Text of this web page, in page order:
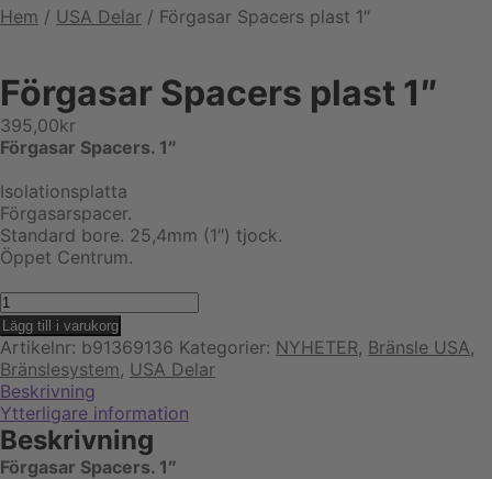
Hem / USA Delar / Förgasar Spacers plast 1″
Förgasar Spacers plast 1″
395,00kr
Förgasar Spacers. 1″
Isolationsplatta
Förgasarspacer.
Standard bore. 25,4mm (1″) tjock.
Öppet Centrum.
Förgasar
Spacers
plast
1"
mängd
Lägg till i varukorg
Artikelnr: b91369136 Kategorier: NYHETER, Bränsle USA,
Bränslesystem, USA Delar
Beskrivning
Ytterligare information
Beskrivning
Förgasar Spacers. 1″